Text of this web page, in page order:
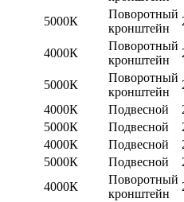
5000К
Поворотный
кронштейн
4000К
Поворотный
кронштейн
5000К
Поворотный
кронштейн
4000К Подвесной
5000К Подвесной
4000К Подвесной
5000К Подвесной
4000К
Поворотный
кронштейн